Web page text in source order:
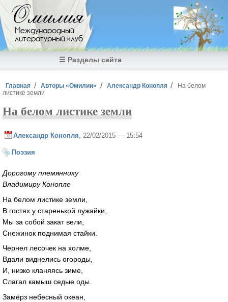
Перейти к основному содержанию
Омилия
Международный
литературный клуб
☰ Разделы сайта
Вы здесь
Главная Авторы «Омилии» Александр Конопля
На белом
листике земли
На белом листике земли
Александр Конопля , 22/02/2015 — 15:54
Поэзия
Дорогому племяннику
Владимиру Конопле
На белом листике земли,
В гостях у старенькой лужайки,
Мы за собой закат вели,
Снежинок поднимая стайки.
Чернел лесочек на холме,
Вдали виднелись огороды,
И, низко кланяясь зиме,
Слагал камыш седые оды.
Замёрз небесный океан,